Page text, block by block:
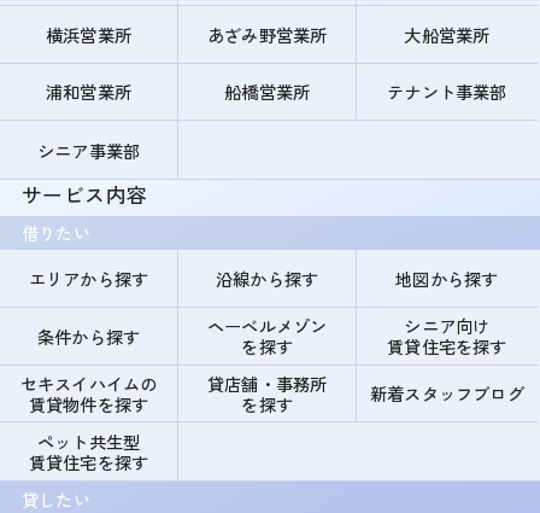
横浜営業所 あざみ野営業所 大船営業所
浦和営業所 船橋営業所 テナント事業部
シニア事業部
サービス内容
借りたい
エリアから探す
沿線から探す 地図から探す
条件から探す
ヘーベルメゾン
を探す
シニア向け
賃貸住宅を探す
セキスイハイムの
賃貸物件を探す
貸店舗・事務所
を探す
新着スタッフブログ
ペット共生型
賃貸住宅を探す
貸したい